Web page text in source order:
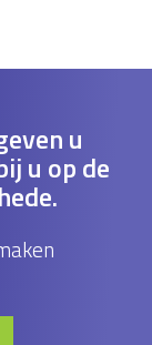
u
u op de